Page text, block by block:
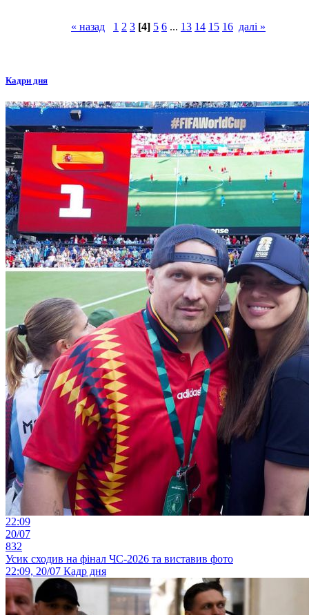
« назад 1 2 3 [4] 5 6 ... 13 14 15 16 далі »
Кадри дня
22:09
20/07
832
Усик сходив на фінал ЧС-2026 та виставив фото
22:09, 20/07 Кадр дня